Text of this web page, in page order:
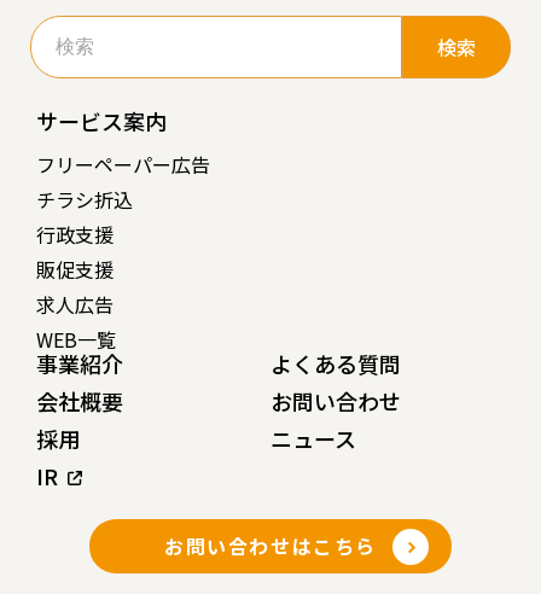
検
索:
サービス案内
フリーペーパー広告
チラシ折込
行政支援
販促支援
求人広告
WEB一覧
事業紹介
会社概要
採用
IR
よくある質問
お問い合わせ
ニュース
お問い合わせはこちら